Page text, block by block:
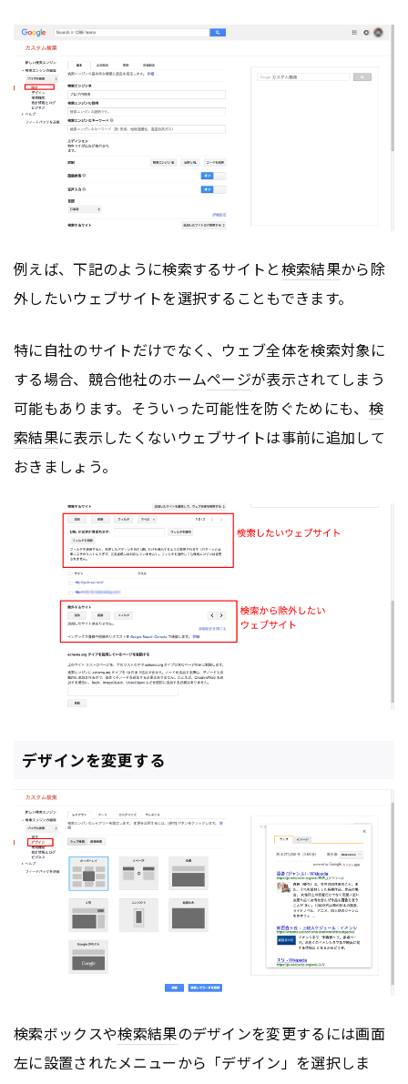
例えば、下記のように検索するサイトと検索結果から除
外したいウェブサイトを選択することもできます。
特に自社のサイトだけでなく、ウェブ全体を検索対象に
する場合、競合他社のホームページが表示されてしまう
可能もあります。そういった可能性を防ぐためにも、 検
索結果に表示したくないウェブサイトは事前に追加して
おきましょう。
デザインを変更する
検索ボックスや検索結果のデザインを変更するには画面
左に設置されたメニューから「デザイン」を選択しま